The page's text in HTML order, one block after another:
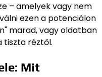
– amelyek vagy nem
ezen a potenciálon
marad, vagy oldatban
tiszta réztől.
Mit